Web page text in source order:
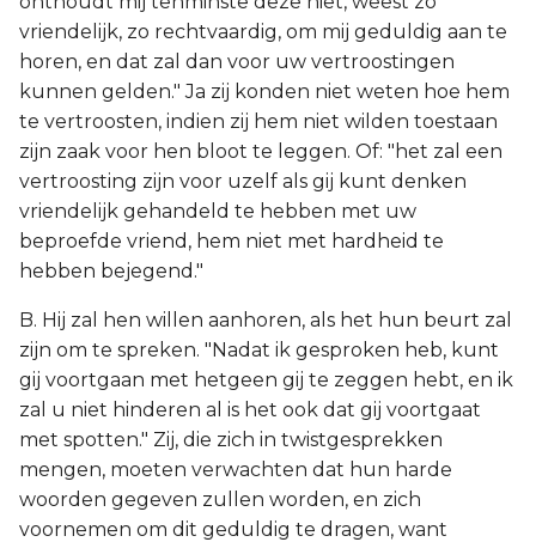
vriendelijk, zo rechtvaardig, om mij geduldig aan te
horen, en dat zal dan voor uw vertroostingen
kunnen gelden." Ja zij konden niet weten hoe hem
te vertroosten, indien zij hem niet wilden toestaan
zijn zaak voor hen bloot te leggen. Of: "het zal een
vertroosting zijn voor uzelf als gij kunt denken
vriendelijk gehandeld te hebben met uw
beproefde vriend, hem niet met hardheid te
hebben bejegend."
B. Hij zal hen willen aanhoren, als het hun beurt zal
zijn om te spreken. "Nadat ik gesproken heb, kunt
gij voortgaan met hetgeen gij te zeggen hebt, en ik
zal u niet hinderen al is het ook dat gij voortgaat
met spotten." Zij, die zich in twistgesprekken
mengen, moeten verwachten dat hun harde
woorden gegeven zullen worden, en zich
voornemen om dit geduldig te dragen, want